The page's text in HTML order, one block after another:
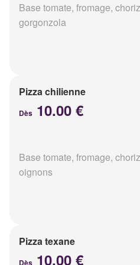
Base tomate, fromage,
gorgonzola
Pizza chilienne
Dès 10.00 €
Base tomate, fromage,
oignons
Pizza texane
Dès 10.00 €